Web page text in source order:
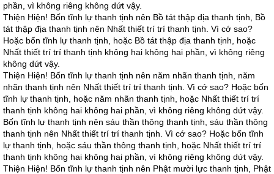
phần, vì không riêng không dứt vậy.
Thiện Hiện! Bốn tĩnh lự thanh tịnh nên Bồ tát thập địa thanh tịnh, Bồ
tát thập địa thanh tịnh nên Nhất thiết trí trí thanh tịnh. Vì cớ sao?
Hoặc bốn tĩnh lự thanh tịnh, hoặc Bồ tát thập địa thanh tịnh, hoặc
Nhất thiết trí trí thanh tịnh không hai không hai phần, vì không riêng
không dứt vậy.
Thiện Hiện! Bốn tĩnh lự thanh tịnh nên năm nhãn thanh tịnh, năm
nhãn thanh tịnh nên Nhất thiết trí trí thanh tịnh. Vì cớ sao? Hoặc bốn
tĩnh lự thanh tịnh, hoặc năm nhãn thanh tịnh, hoặc Nhất thiết trí trí
thanh tịnh không hai không hai phần, vì không riêng không dứt vậy.
Bốn tĩnh lự thanh tịnh nên sáu thần thông thanh tịnh, sáu thần thông
thanh tịnh nên Nhất thiết trí trí thanh tịnh. Vì cớ sao? Hoặc bốn tĩnh
lự thanh tịnh, hoặc sáu thần thông thanh tịnh, hoặc Nhất thiết trí trí
thanh tịnh không hai không hai phần, vì không riêng không dứt vậy.
Thiện Hiện! Bốn tĩnh lự thanh tịnh nên Phật mười lực thanh tịnh, Phật